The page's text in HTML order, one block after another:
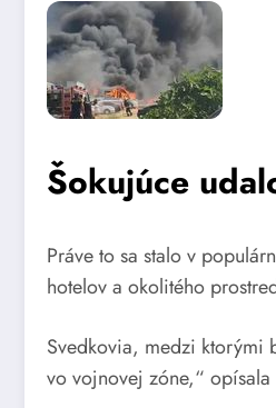
Šokujúce
Práve to sa stalo v
hotelov a okolitého
Svedkovia, medzi ktorými
vo vojnovej zóne,“